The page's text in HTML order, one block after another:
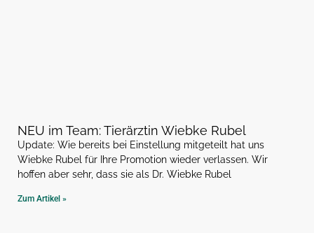
NEU im Team: Tierärztin Wiebke Rubel
Update: Wie bereits bei Einstellung mitgeteilt hat uns
Wiebke Rubel für Ihre Promotion wieder verlassen. Wir
hoffen aber sehr, dass sie als Dr. Wiebke Rubel
Zum Artikel »